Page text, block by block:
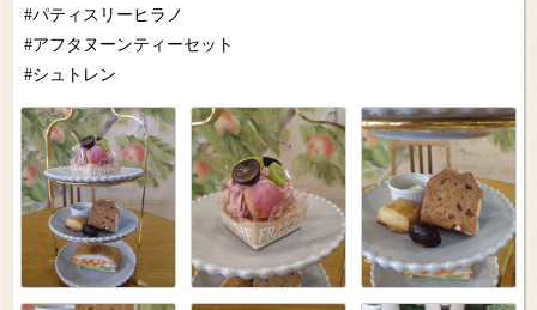
#パティスリーヒラノ
#アフタヌーンティーセット
#シュトレン